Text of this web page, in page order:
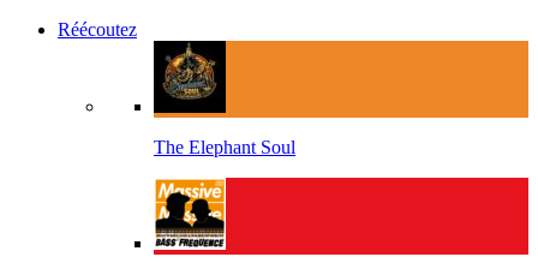
Réécoutez
The Elephant Soul